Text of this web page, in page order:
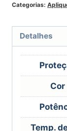
Categorias:
Detalhes
Cor
Temp.